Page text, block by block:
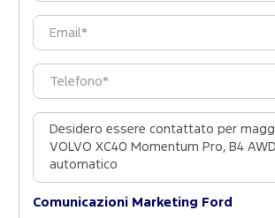
Comunicazioni Marketing Ford